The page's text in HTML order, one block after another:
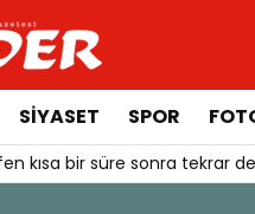
SİYASET SPOR
kısa bir süre sonra tekrar